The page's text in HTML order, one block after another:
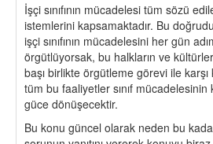
İşçi sınıfının mücadelesi tüm sözü
istemlerini kapsamaktadır. Bu
işçi sınıfının mücadelesini her gün
örgütlüyorsak, bu halkların ve
başı birlikte örgütleme görevi ile karşı
tüm bu faaliyetler sınıf mücadelesinin
güce dönüşecektir.
Bu konu güncel olarak neden bu